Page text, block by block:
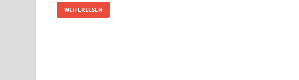
WEITERLESEN